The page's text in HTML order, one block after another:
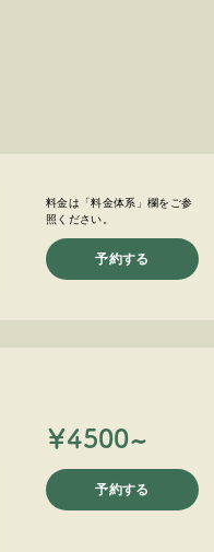
料金は「料金体系」欄を ご参
照ください。
予約する
￥4500~
予約する